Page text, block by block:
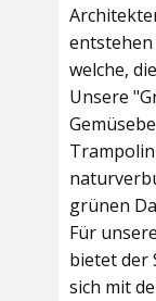
welche,
Unsere
grünen
Für
bietet der
sich mit